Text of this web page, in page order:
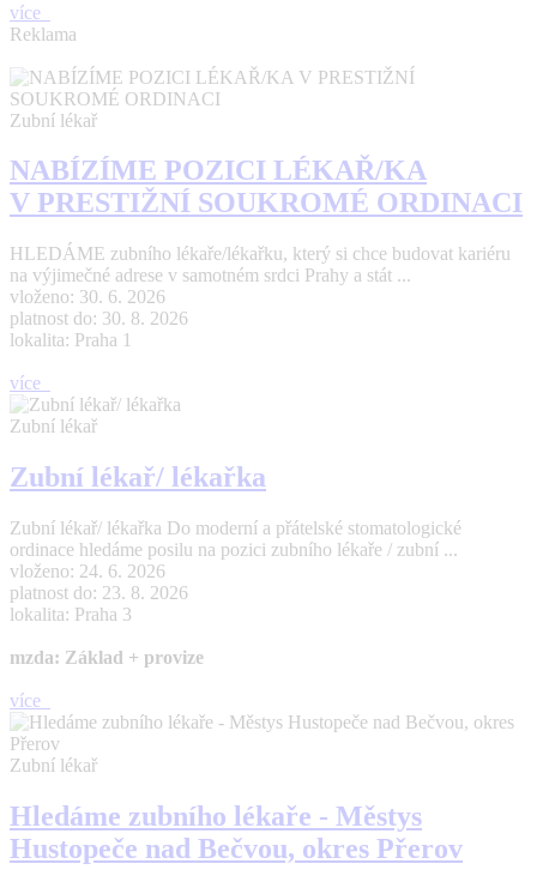
více
Reklama
Zubní lékař
NABÍZÍME POZICI LÉKAŘ/KA
V PRESTIŽNÍ SOUKROMÉ ORDINACI
HLEDÁME zubního lékaře/lékařku, který si chce budovat kariéru
na výjimečné adrese v samotném srdci Prahy a stát ...
vloženo: 30. 6. 2026
platnost do: 30. 8. 2026
lokalita: Praha 1
více
Zubní lékař
Zubní lékař/ lékařka
Zubní lékař/ lékařka Do moderní a přátelské stomatologické
ordinace hledáme posilu na pozici zubního lékaře / zubní ...
vloženo: 24. 6. 2026
platnost do: 23. 8. 2026
lokalita: Praha 3
mzda: Základ + provize
více
Zubní lékař
Hledáme zubního lékaře - Městys
Hustopeče nad Bečvou, okres Přerov